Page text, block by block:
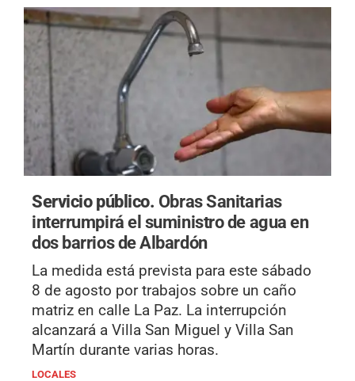
Servicio público. Obras Sanitarias
interrumpirá el suministro de agua en
dos barrios de Albardón
La medida está prevista para este sábado
8 de agosto por trabajos sobre un caño
matriz en calle La Paz. La interrupción
alcanzará a Villa San Miguel y Villa San
Martín durante varias horas.
LOCALES